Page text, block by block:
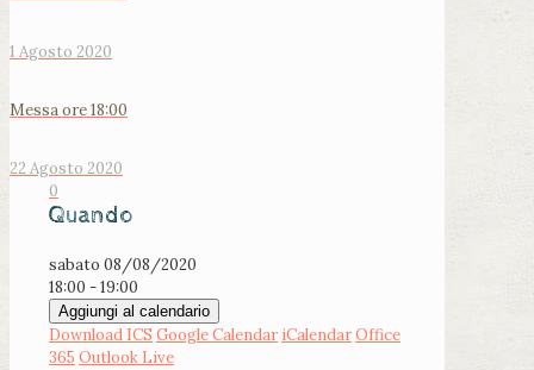
1 Agosto 2020
Messa ore 18:00
22 Agosto 2020
0
Quando
sabato 08/08/2020
18:00 - 19:00
Aggiungi al calendario
Download ICS Google Calendar iCalendarOffice
365 Outlook Live